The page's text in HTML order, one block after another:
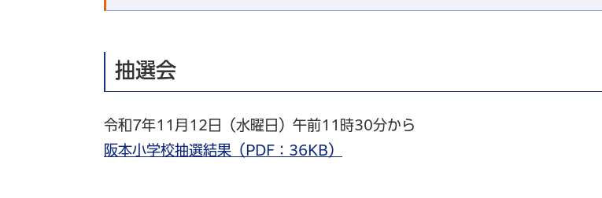
抽選会
令和7年11月12日（水曜日）午前11時30分から
阪本小学校抽選結果（PDF：36KB）